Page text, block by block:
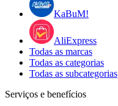
KaBuM!
AliExpress
Todas as marcas
Todas as categorias
Todas as subcategorias
Serviços e benefícios